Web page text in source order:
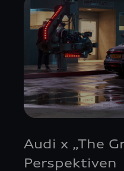
Audi x „The
Perspektiven